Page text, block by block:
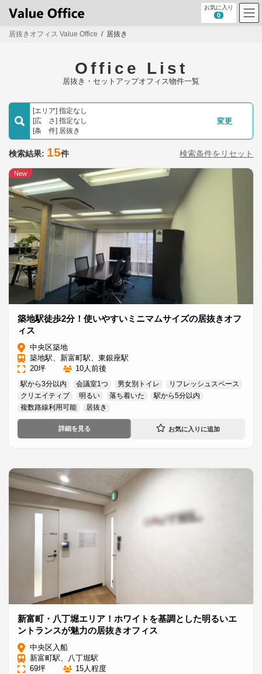
お気に入り
0
居抜きオフィス Value Office 居抜き
Office List
居抜き・セットアップオフィス物件一覧
[エリア] 指定なし
[広 さ] 指定なし
[条 件] 居抜き
変更
検索結果: 15件 検索条件をリセット
New
築地駅徒歩2分！使いやすいミニマムサイズの居抜きオフ
ィス
中央区築地
築地駅、新富町駅、東銀座駅
20坪
10人前後
駅から3分以内 会議室1つ 男女別トイレ
リフレッシュスペース
クリエイティブ
明るい 落ち着いた
駅から5分以内
複数路線利用可能
居抜き
詳細を見る
新富町・八丁堀エリア！ホワイトを基調とした明るいエ
ントランスが魅力の居抜きオフィス
中央区入船
新富町駅、八丁堀駅
69坪
15人程度